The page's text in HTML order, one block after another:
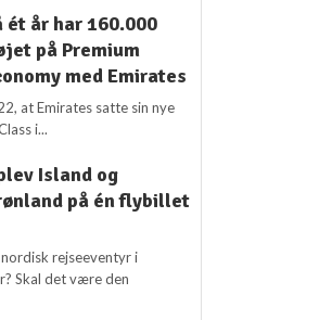
ét år har 160.000
på Premium
med Emirates
at Emirates satte sin nye
i...
Island og
på én flybillet
rejseeventyr i
Skal det være den